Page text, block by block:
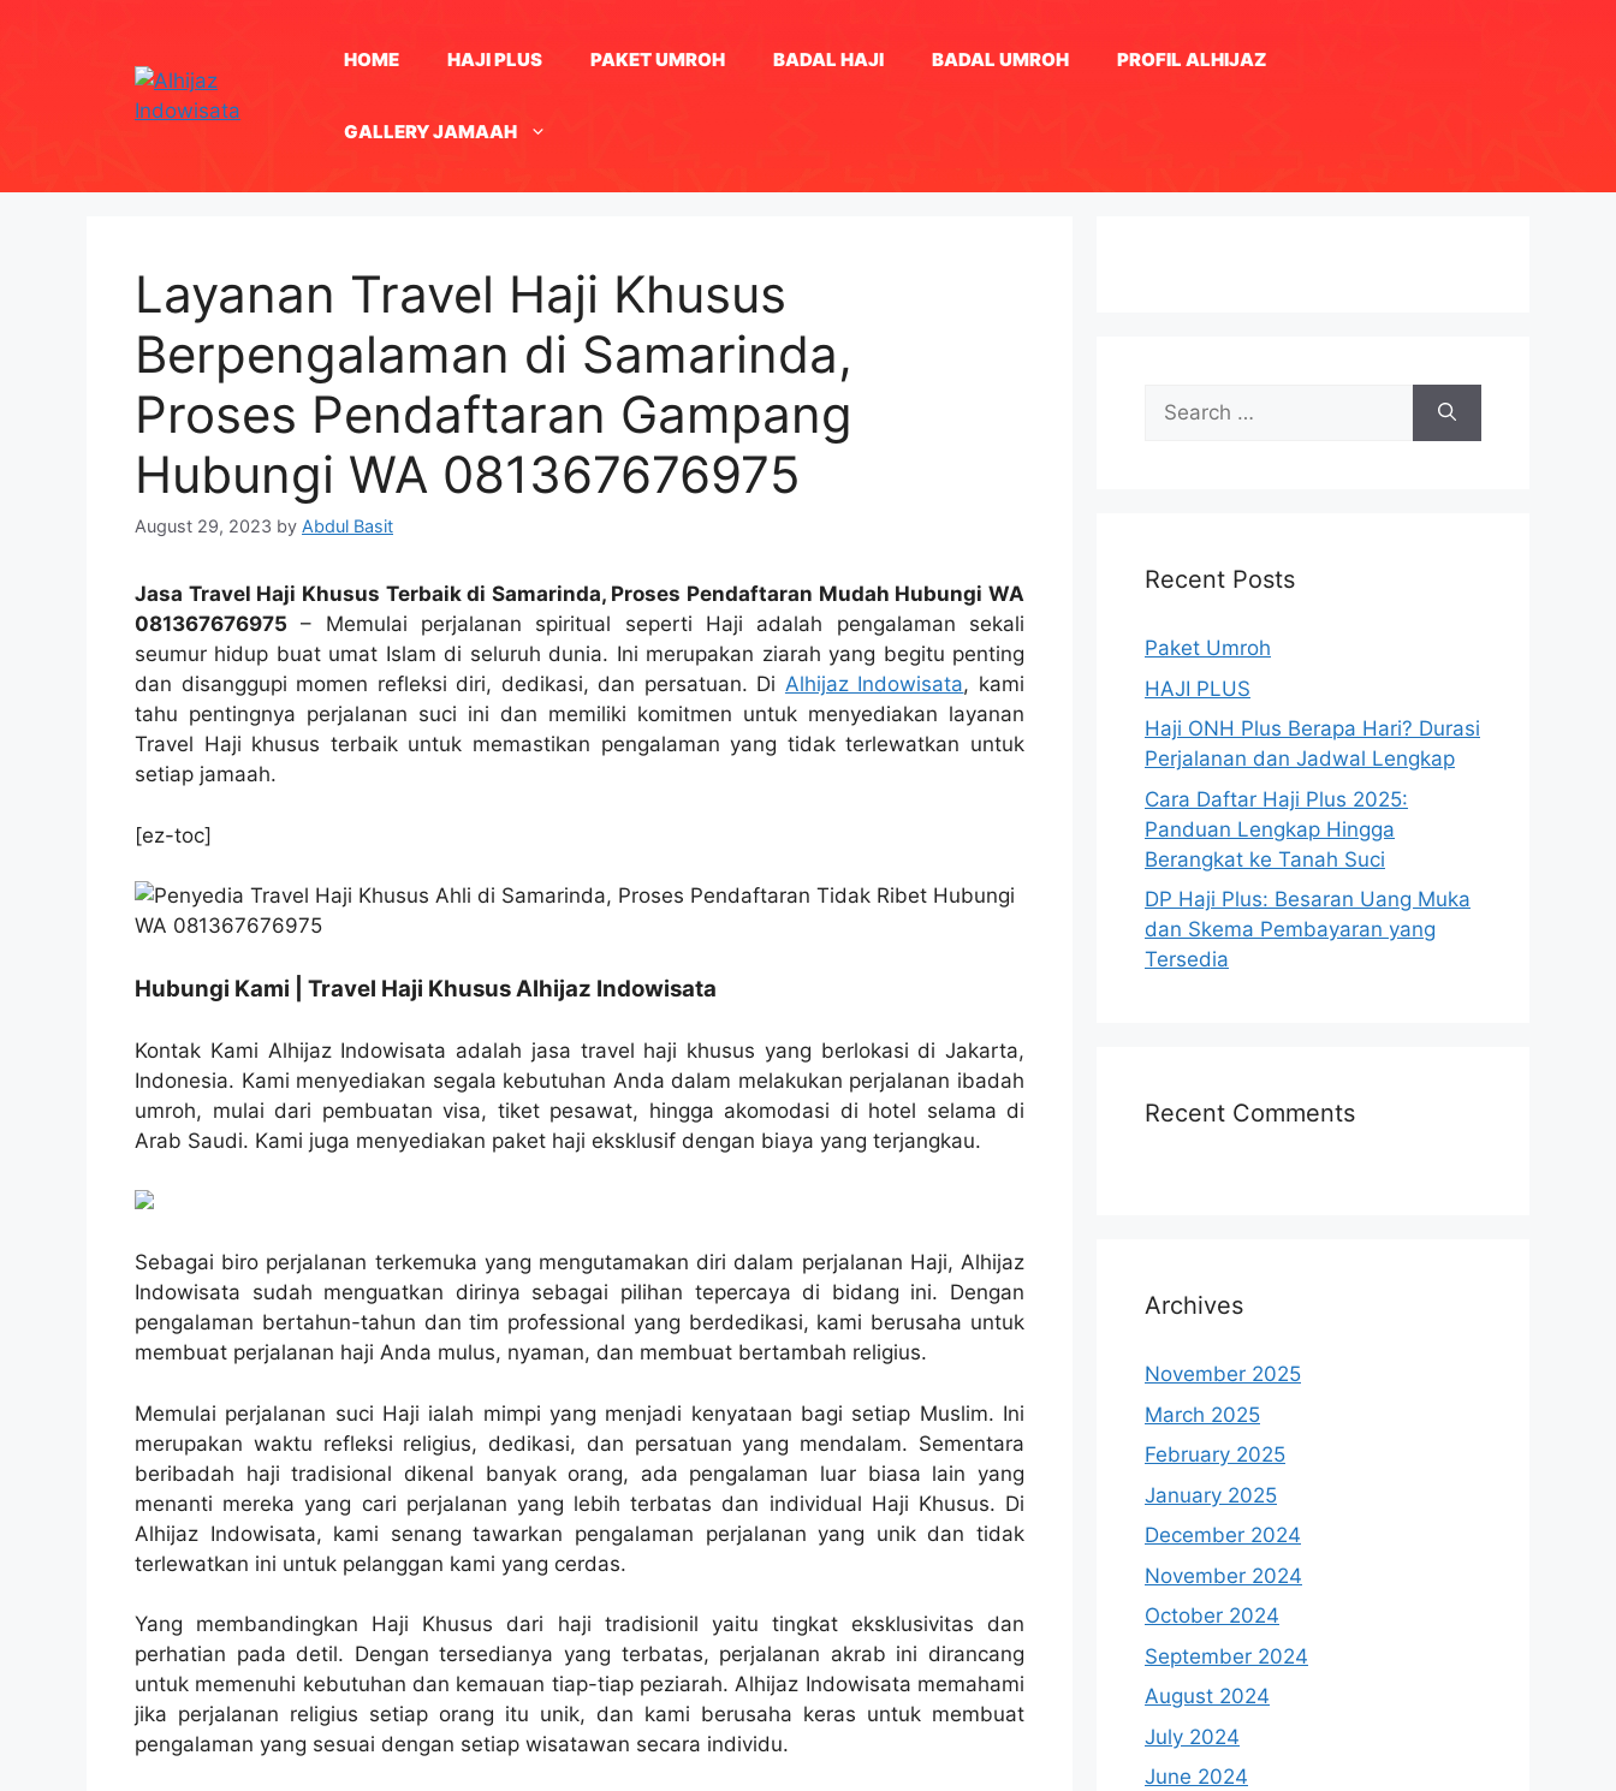
HOME HAJI PLUS PAKET UMROH BADAL HAJI BADAL UMROH PROFIL ALHIJAZ
GALLERY JAMAAH
Layanan Travel Haji Khusus
Berpengalaman di Samarinda,
Proses Pendaftaran Gampang
Hubungi WA 081367676975
August 29, 2023 by Abdul Basit
Jasa Travel Haji Khusus Terbaik di Samarinda, Proses Pendaftaran Mudah Hubungi WA
081367676975 – Memulai perjalanan spiritual seperti Haji adalah pengalaman sekali
seumur hidup buat umat Islam di seluruh dunia. Ini merupakan ziarah yang begitu penting
dan disanggupi momen refleksi diri, dedikasi, dan persatuan. Di Alhijaz Indowisata, kami
tahu pentingnya perjalanan suci ini dan memiliki komitmen untuk menyediakan layanan
Travel Haji khusus terbaik untuk memastikan pengalaman yang tidak terlewatkan untuk
setiap jamaah.
[ez-toc]
Hubungi Kami | Travel Haji Khusus Alhijaz Indowisata
Kontak Kami Alhijaz Indowisata adalah jasa travel haji khusus yang berlokasi di Jakarta,
Indonesia. Kami menyediakan segala kebutuhan Anda dalam melakukan perjalanan ibadah
umroh, mulai dari pembuatan visa, tiket pesawat, hingga akomodasi di hotel selama di
Arab Saudi. Kami juga menyediakan paket haji eksklusif dengan biaya yang terjangkau.
Sebagai biro perjalanan terkemuka yang mengutamakan diri dalam perjalanan Haji, Alhijaz
Indowisata sudah menguatkan dirinya sebagai pilihan tepercaya di bidang ini. Dengan
pengalaman bertahun-tahun dan tim professional yang berdedikasi, kami berusaha untuk
membuat perjalanan haji Anda mulus, nyaman, dan membuat bertambah religius.
Memulai perjalanan suci Haji ialah mimpi yang menjadi kenyataan bagi setiap Muslim. Ini
merupakan waktu refleksi religius, dedikasi, dan persatuan yang mendalam. Sementara
beribadah haji tradisional dikenal banyak orang, ada pengalaman luar biasa lain yang
menanti mereka yang cari perjalanan yang lebih terbatas dan individual Haji Khusus. Di
Alhijaz Indowisata, kami senang tawarkan pengalaman perjalanan yang unik dan tidak
terlewatkan ini untuk pelanggan kami yang cerdas.
Yang membandingkan Haji Khusus dari haji tradisionil yaitu tingkat eksklusivitas dan
perhatian pada detil. Dengan tersedianya yang terbatas, perjalanan akrab ini dirancang
untuk memenuhi kebutuhan dan kemauan tiap-tiap peziarah. Alhijaz Indowisata memahami
jika perjalanan religius setiap orang itu unik, dan kami berusaha keras untuk membuat
pengalaman yang sesuai dengan setiap wisatawan secara individu.
Search
for:
Recent Posts
Paket Umroh
HAJI PLUS
Haji ONH Plus Berapa Hari? Durasi
Perjalanan dan Jadwal Lengkap
Cara Daftar Haji Plus 2025:
Panduan Lengkap Hingga
Berangkat ke Tanah Suci
DP Haji Plus: Besaran Uang Muka
dan Skema Pembayaran yang
Tersedia
Recent Comments
Archives
November 2025
March 2025
February 2025
January 2025
December 2024
November 2024
October 2024
September 2024
August 2024
July 2024
June 2024